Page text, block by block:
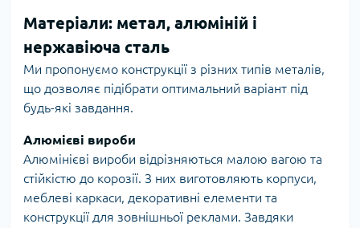
Матеріали: метал, алюміній і
нержавіюча сталь
Ми пропонуємо конструкції з різних типів металів,
що дозволяє підібрати оптимальний варіант під
будь-які завдання.
Алюмієві вироби
Алюмінієві вироби відрізняються малою вагою та
стійкістю до корозії. З них виготовляють корпуси,
меблеві каркаси, декоративні елементи та
конструкції для зовнішньої реклами. Завдяки